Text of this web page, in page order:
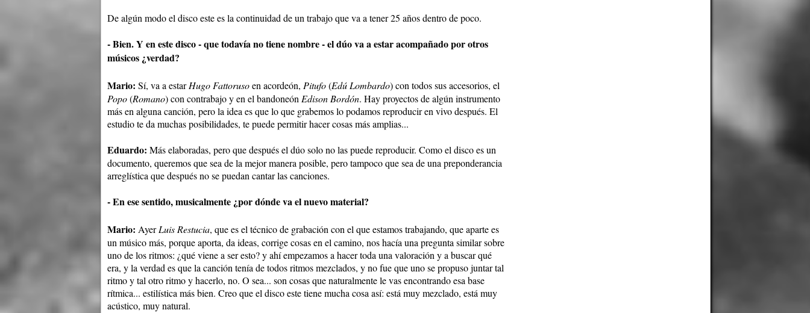
De algún modo el disco este es la continuidad de un trabajo que va a tener 25 años dentro de poco.
- Bien. Y en este disco - que todavía no tiene nombre - el dúo va a estar acompañado por otros
músicos ¿verdad?
Mario: Sí, va a estarHugo Fattorusoen acordeón, Pitufo(Edú Lombardo) con todos sus accesorios, el
Popo(Romano) con contrabajo y en el bandoneónEdison Bordón. Hay proyectos de algún instrumento
más en alguna canción, pero la idea es que lo que grabemos lo podamos reproducir en vivo después. El
estudio te da muchas posibilidades, te puede permitir hacer cosas más amplias...
Eduardo: Más elaboradas, pero que después el dúo solo no las puede reproducir. Como el disco es un
documento, queremos que sea de la mejor manera posible, pero tampoco que sea de una preponderancia
arreglística que después no se puedan cantar las canciones.
- En ese sentido, musicalmente ¿por dónde va el nuevo material?
Mario: AyerLuis Restucia, que es el técnico de grabación con el que estamos trabajando, que aparte es
un músico más, porque aporta, da ideas, corrige cosas en el camino, nos hacía una pregunta similar sobre
uno de los ritmos: ¿qué viene a ser esto? y ahí empezamos a hacer toda una valoración y a buscar qué
era, y la verdad es que la canción tenía de todos ritmos mezclados, y no fue que uno se propuso juntar tal
ritmo y tal otro ritmo y hacerlo, no. O sea... son cosas que naturalmente le vas encontrando esa base
rítmica... estilística más bien. Creo que el disco este tiene mucha cosa así: está muy mezclado, está muy
acústico, muy natural.